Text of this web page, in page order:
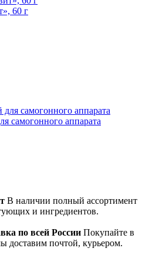
60 г
самогонного аппарата
В наличии полный ассортимент
и ингредиентов.
по всей России Покупайте в
доставим почтой, курьером.